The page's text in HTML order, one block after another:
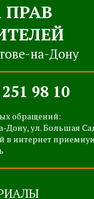
на-Дону
98 10
обращений:
Дону, ул. Большая
в интернет